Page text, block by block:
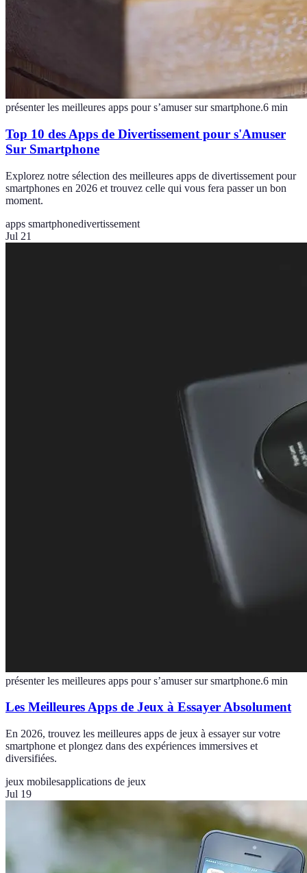
présenter les meilleures apps pour s’amuser sur smartphone.6 min
Top 10 des Apps de Divertissement pour s'Amuser
Sur Smartphone
Explorez notre sélection des meilleures apps de divertissement pour
smartphones en 2026 et trouvez celle qui vous fera passer un bon
moment.
apps smartphonedivertissement
Jul 21
présenter les meilleures apps pour s’amuser sur smartphone.6 min
Les Meilleures Apps de Jeux à Essayer Absolument
En 2026, trouvez les meilleures apps de jeux à essayer sur votre
smartphone et plongez dans des expériences immersives et
diversifiées.
jeux mobilesapplications de jeux
Jul 19